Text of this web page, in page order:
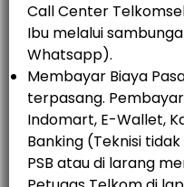
Call Center
Ibu melalui
Whatsapp).
Membayar Biaya
terpasang.
Indomart, E-Wallet,
Banking (Teknisi
PSB atau di larang